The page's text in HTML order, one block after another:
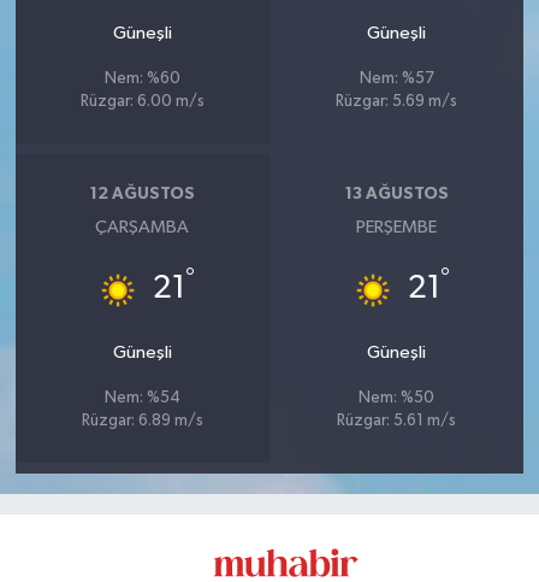
Güneşli
Nem: %60
Rüzgar: 6.00 m/s
Güneşli
Nem: %57
Rüzgar: 5.69 m/s
12 AĞUSTOS
ÇARŞAMBA
21 °
Güneşli
Nem: %54
Rüzgar: 6.89 m/s
13 AĞUSTOS
PERŞEMBE
21 °
Güneşli
Nem: %50
Rüzgar: 5.61 m/s